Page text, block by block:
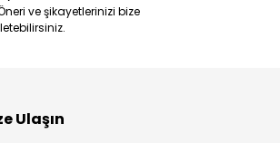
ve şikayetlerinizi bize
Ulaşın